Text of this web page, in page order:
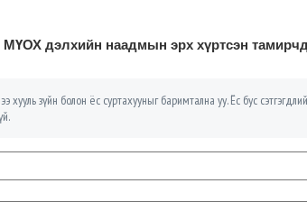
МҮОХ дэлхийн наадмын эрх хүртсэн
зүйн болон ёс суртахууныг баримтална уу. Ёс бус